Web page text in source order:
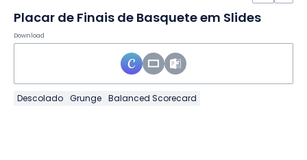
Placar de Finais de Basquete em Slides
Download
Descolado Grunge Balanced Scorecard